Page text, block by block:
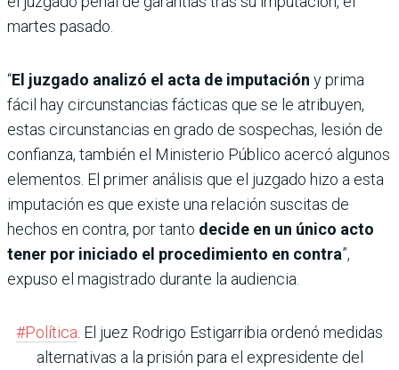
martes pasado.
“El juzgado analizó el acta de imputación y prima
fácil hay circunstancias fácticas que se le atribuyen,
estas circunstancias en grado de sospechas, lesión de
confianza, también el Ministerio Público acercó algunos
elementos. El primer análisis que el juzgado hizo a esta
imputación es que existe una relación suscitas de
hechos en contra, por tanto decide en un único acto
tener por iniciado el procedimiento en contra”,
expuso el magistrado durante la audiencia.
#Política . El juez Rodrigo Estigarribia ordenó medidas
alternativas a la prisión para el expresidente del